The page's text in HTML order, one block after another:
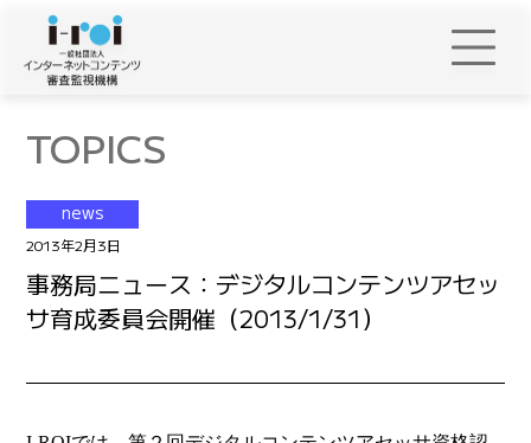
TOPICS
news
2013年2月3日
事務局ニュース：デジタルコンテンツアセッ
サ育成委員会開催（2013/1/31）